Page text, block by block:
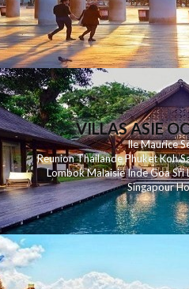
VILLAS ASIE
Ile Maurice
ReunionThailandePhuketKoh
LombokMalaisieIndeGoaSri
Singapour